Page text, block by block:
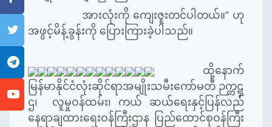
အားလုံးကို ကျေးဇူးတင်ပါတယ်။" ဟု
အဖွင့်မိန့်ခွန်းကို ပြေားကြားခဲ့ပါသည်။
ထို့နောက်
မြန်မာနိုင်ငံလုံးဆိုင်ရာအမျိုးသမီးကော်မတီ ဉက္ကဋ္
ဌ၊ လူမှုဝန်ထမ်း၊ ကယ် ဆယ်ရေးနှင့်ပြန်လည်
နေရာချထားရေးဝန်ကြီးဌာန ပြည်ထောင်စုဝန်ကြီး